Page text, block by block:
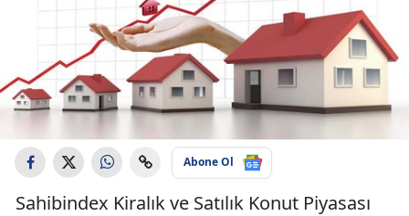
Abone Ol
Sahibindex Kiralık ve Satılık Konut Piyasası